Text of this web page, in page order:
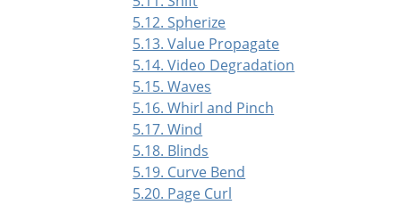
5.12. Spherize
5.13. Value Propagate
5.14. Video Degradation
5.15. Waves
5.16. Whirl and Pinch
5.17. Wind
5.18. Blinds
5.19. Curve Bend
5.20. Page Curl